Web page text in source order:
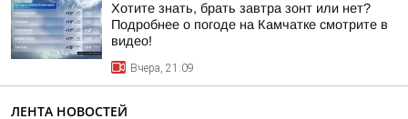
Хотите знать, брать завтра зонт или нет?
Подробнее о погоде на Камчатке смотрите в
видео!
Вчера, 21:09
ЛЕНТА НОВОСТЕЙ